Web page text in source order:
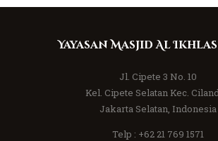
Yayasan Masjid Al Ikhlas
Jl. Cipete 3 No. 10
Kel. Cipete Selatan Kec.
Jakarta Selatan, Indonesia
Telp : +62 21 769 1571